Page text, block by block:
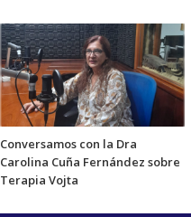
Conversamos con la Dra
Carolina Cuña Fernández sobre
Terapia Vojta